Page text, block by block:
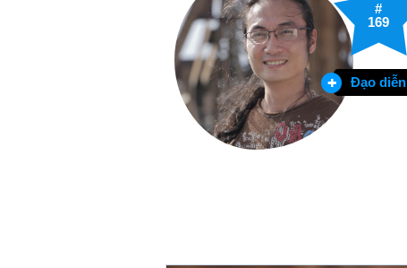
#
169
Đạo diễn